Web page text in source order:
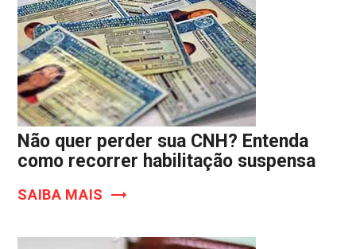
Não quer perder sua CNH? Entenda
como recorrer habilitação suspensa
SAIBA MAIS